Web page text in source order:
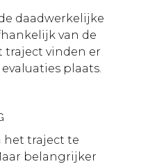
daadwerkelijke
van de
traject vinden er
plaats.
het traject te
belangrijker